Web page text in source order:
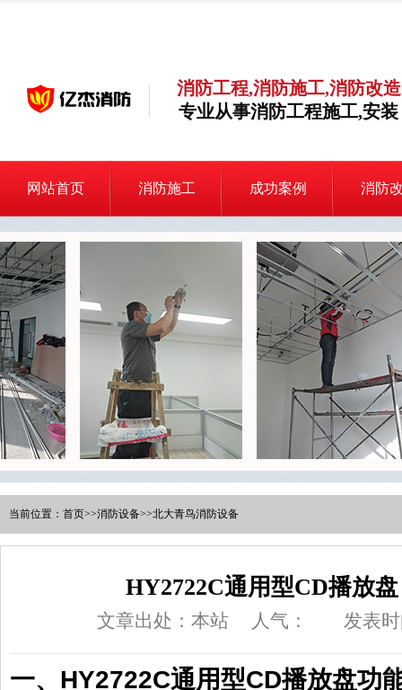
消防工程,消防施工,消防改造
专业从事消防工程施工,安装
网站首页 消防施工 成功案例 消防
当前位置： 首页>>消防设备>>北大青鸟消防设备
HY2722C通用型CD播放
文章出处：本站 人气： 发表
一、HY2722C通用型CD播放盘功